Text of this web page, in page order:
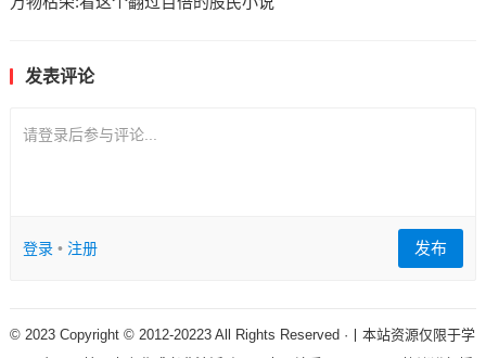
发表评论
请登录后参与评论...
登录• 注册 发布
© 2023 Copyright © 2012-20223 All Rights Reserved ·丨本站资源仅限于学